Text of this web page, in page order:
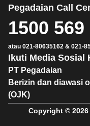
PT Pegadaian
Berizin dan diawasi
(OJK)
Ikuti Media Sosial
Pegadaian Call
1500 569
atau 021-80635162 & 021-
Copyright ©